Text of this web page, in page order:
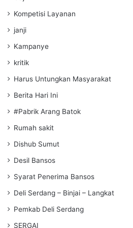
Kompetisi Layanan
janji
Kampanye
kritik
Harus Untungkan Masyarakat
Berita Hari Ini
#Pabrik Arang Batok
Rumah sakit
Dishub Sumut
Desil Bansos
Syarat Penerima Bansos
Deli Serdang – Binjai – Langkat
Pemkab Deli Serdang
SERGAI